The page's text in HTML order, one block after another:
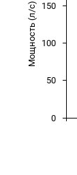
Мощность (л/с)
0
50
100
150